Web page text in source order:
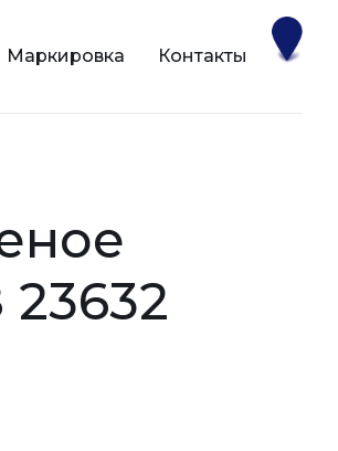
Маркировка Контакты